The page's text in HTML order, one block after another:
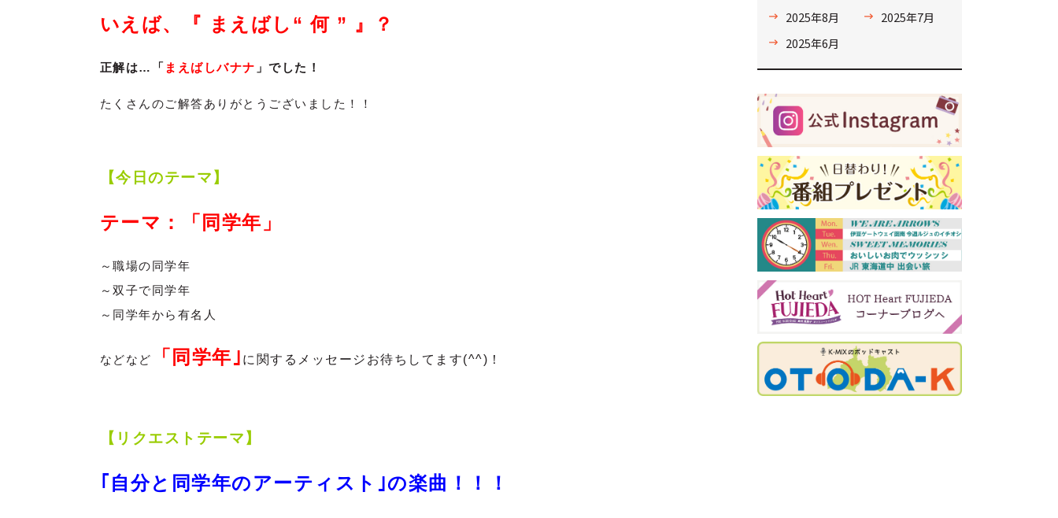
いえば、『 まえばし“ 何 ” 』？
正解は…「 まえばしバナナ 」でした！
たくさんのご解答ありがとうございました！！
【今日のテーマ】
テーマ：「同学年」
～職場の同学年
～双子で同学年
～同学年から有名人
などなど 「同学年 ｣ に関する メッセージお待ちしてます(^^)！
【リクエストテーマ】
｢自分と同学年のアーティスト｣の楽曲！！！
2025年8月
2025年7月
2025年6月